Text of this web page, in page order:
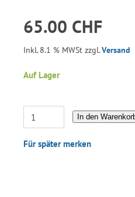
65.00 CHF
Inkl. 8.1 % MWSt zzgl.Versand
Auf Lager
In den
Für später merken